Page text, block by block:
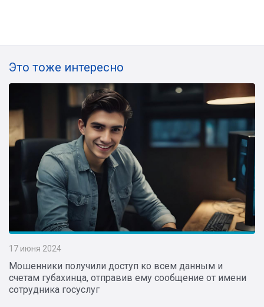
Это тоже интересно
17 июня 2024
Мошенники получили доступ ко всем данным и
счетам губахинца, отправив ему сообщение от имени
сотрудника госуслуг